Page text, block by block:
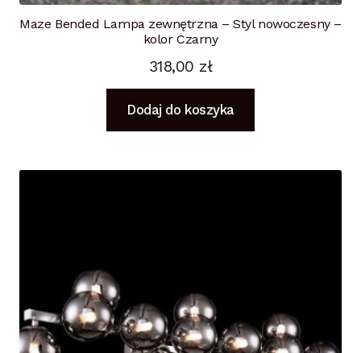
Maze Bended Lampa zewnętrzna – Styl nowoczesny –
kolor Czarny
318,00 zł
Dodaj do koszyka